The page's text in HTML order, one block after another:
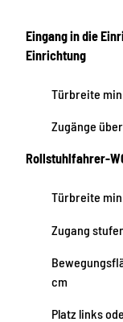
Eingang in die
Einrichtung
Türbreite
Zugänge
Rollstuhlfahrer-
Türbreite
Zugang
cm
Platz links